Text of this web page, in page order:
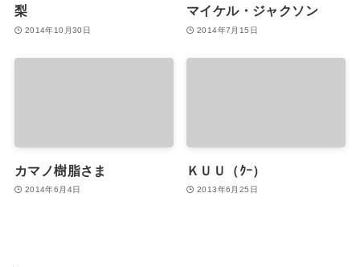
梨
2014年10月30日
マイケル・ジャクソン
2014年7月15日
カマノ樹脂さま
2014年6月4日
ＫＵＵ（ｸｰ）
2013年6月25日